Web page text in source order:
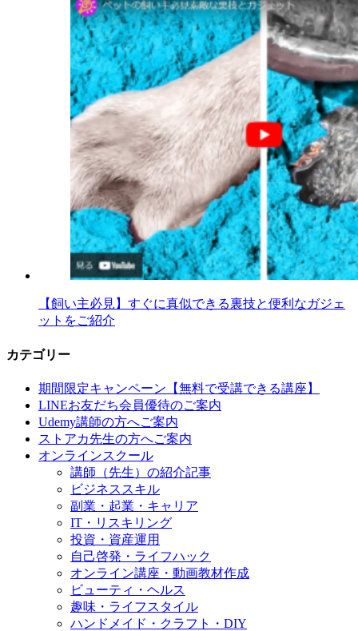
【飼い主必見】すぐに真似できる裏技と便利なガジェ
ットをご紹介
カテゴリー
期間限定キャンペーン【無料で受講できる講座】
LINEお友だち会員優待のご案内
Udemy講師の方へご案内
ストアカ先生の方へご案内
オンラインスクール
講師（先生）の紹介記事
ビジネススキル
副業・起業・キャリア
IT・リスキリング
投資・資産運用
自己啓発・ライフハック
オンライン講座・動画教材作成
ビューティ・ヘルス
趣味・ライフスタイル
ハンドメイド・クラフト・DIY